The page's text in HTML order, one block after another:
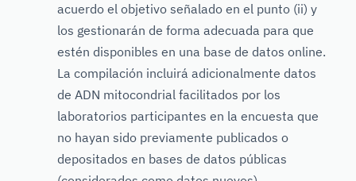
acuerdo el objetivo señalado en el punto (ii) y
los gestionarán de forma adecuada para que
estén disponibles en una base de datos online.
La compilación incluirá adicionalmente datos
de ADN mitocondrial facilitados por los
laboratorios participantes en la encuesta que
no hayan sido previamente publicados o
depositados en bases de datos públicas